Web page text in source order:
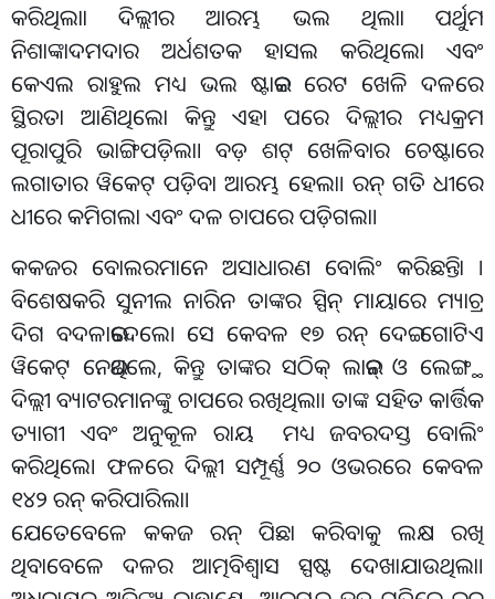
କରିଥିଲାା ଦିଲ୍ଲୀର ଆରମ୍ଭ ଭଲ ଥିଲାା ପର୍ଥୁମ
ନିଶାଙ୍କାଦମଦାର ଅର୍ଧଶତକ ହାସଲ କରିଥିଲୋ ଏବଂ
କେଏଲ ରାହୁଲ ମଧ୍ୟ ଭଲ ଷ୍ଟାଇକ ରେଟ ଖେଳି ଦଳରେ
ସ୍ଥିରତା ଆଣିଥିଲୋ କିନ୍ତୁ ଏହା ପରେ ଦିଲ୍ଲୀର ମଧ୍ୟକ୍ରମ
ପୂରାପୁରି ଭାଙ୍ଗିପଡ଼ିଲା। ବଡ଼ ଶଟ୍ ଖେଳିବାର ଚେଷ୍ଟାରେ
ଲଗାତାର ୱିକେଟ୍ ପଡ଼ିବା ଆରମ୍ଭ ହେଲା। ରନ୍ ଗତି ଧୀରେ
ଧୀରେ କମିଗଲା ଏବଂ ଦଳ ଚାପରେ ପଡ଼ିଗଲା।
କକଜର ବୋଲରମାନେ ଅସାଧାରଣ ବୋଲିଂ କରିଛନ୍ତିା ।
ବିଶେଷକରି ସୁନୀଲ ନାରିନ ତାଙ୍କର ସ୍ପିନ୍ ମାୟାରେ ମ୍ୟାଚ୍ର
ଦିଗ ବଦଳାଇଦେଲେ। ସେ କେବଳ ୧୭ ରନ୍ ଦେଇ ଗୋଟିଏ
ୱିକେଟ୍ ନେଇଥିଲେ, କିନ୍ତୁ ତାଙ୍କର ସଠିକ୍ ଲାଇନ୍ ଓ ଲେଙ୍ଗ୍ଥ
ଦିଲ୍ଲୀ ବ୍ୟାଟରମାନଙ୍କୁ ଚାପରେ ରଖିଥିଲା। ତାଙ୍କ ସହିତ କାର୍ତ୍ତିକ
ତ୍ୟାଗୀ ଏବଂ ଅନୁକୂଳ ରାୟ ମଧ୍ୟ ଜବରଦସ୍ତ ବୋଲିଂ
କରିଥିଲେ। ଫଳରେ ଦିଲ୍ଲୀ ସମ୍ପୂର୍ଣ୍ଣ ୨୦ ଓଭରରେ କେବଳ
୧୪୨ ରନ୍ କରିପାରିଲା।
ଯେତେବେଳେ କକଜ ରନ୍ ପିଛା କରିବାକୁ ଲକ୍ଷ ରଖି
ଥିବାବେଳେ ଦଳର ଆତ୍ମବିଶ୍ୱାସ ସ୍ପଷ୍ଟ ଦେଖାଯାଉଥିଲା।